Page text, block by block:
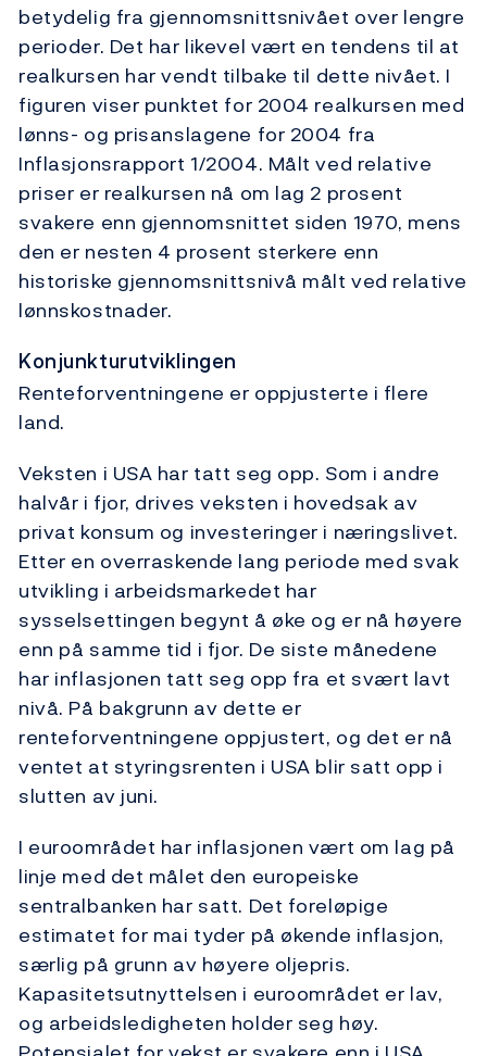
betydelig fra gjennomsnittsnivået over lengre
perioder. Det har likevel vært en tendens til at
realkursen har vendt tilbake til dette nivået. I
figuren viser punktet for 2004 realkursen med
lønns- og prisanslagene for 2004 fra
Inflasjonsrapport 1/2004. Målt ved relative
priser er realkursen nå om lag 2 prosent
svakere enn gjennomsnittet siden 1970, mens
den er nesten 4 prosent sterkere enn
historiske gjennomsnittsnivå målt ved relative
lønnskostnader.
Konjunkturutviklingen
Renteforventningene er oppjusterte i flere
land.
Veksten i USA har tatt seg opp. Som i andre
halvår i fjor, drives veksten i hovedsak av
privat konsum og investeringer i næringslivet.
Etter en overraskende lang periode med svak
utvikling i arbeidsmarkedet har
sysselsettingen begynt å øke og er nå høyere
enn på samme tid i fjor. De siste månedene
har inflasjonen tatt seg opp fra et svært lavt
nivå. På bakgrunn av dette er
renteforventningene oppjustert, og det er nå
ventet at styringsrenten i USA blir satt opp i
slutten av juni.
I euroområdet har inflasjonen vært om lag på
linje med det målet den europeiske
sentralbanken har satt. Det foreløpige
estimatet for mai tyder på økende inflasjon,
særlig på grunn av høyere oljepris.
Kapasitetsutnyttelsen i euroområdet er lav,
og arbeidsledigheten holder seg høy.